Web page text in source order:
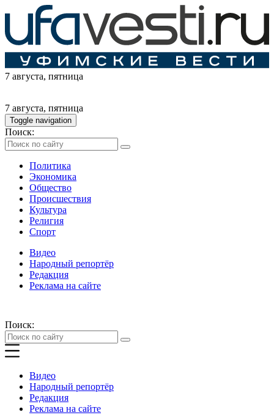
7 августа, пятница
7 августа, пятница
Toggle navigation
Поиск:
Политика
Экономика
Общество
Происшествия
Культура
Религия
Спорт
Видео
Народный репортёр
Редакция
Реклама на сайте
Поиск:
Видео
Народный репортёр
Редакция
Реклама на сайте